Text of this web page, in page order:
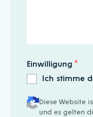
Einwilligung *
Ich stimme
Diese Website
und es gelten